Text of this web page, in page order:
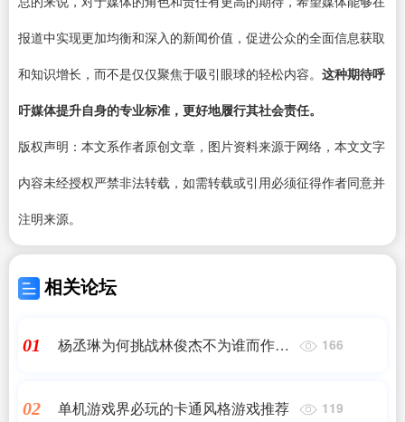
报道中实现更加均衡和深入的新闻价值，促进公众的全面信息获取
和知识增长，而不是仅仅聚焦于吸引眼球的轻松内容。 这种期待呼
吁媒体提升自身的专业标准，更好地履行其社会责任。
版权声明：本文系作者原创文章，图片资料来源于网络，本文文字
内容未经授权严禁非法转载，如需转载或引用必须征得作者同意并
注明来源。
相关论坛
01
杨丞琳为何挑战林俊杰不为谁而作的
166
02 单机游戏界必玩的卡通风格游戏推荐 119